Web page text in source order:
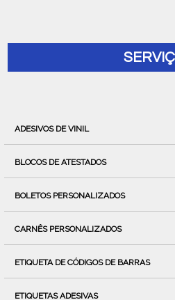
ADESIVOS DE VINIL
BLOCOS DE ATESTADOS
BOLETOS PERSONALIZADOS
CARNÊS PERSONALIZADOS
ETIQUETA DE CÓDIGOS DE BARRAS
ETIQUETAS ADESIVAS